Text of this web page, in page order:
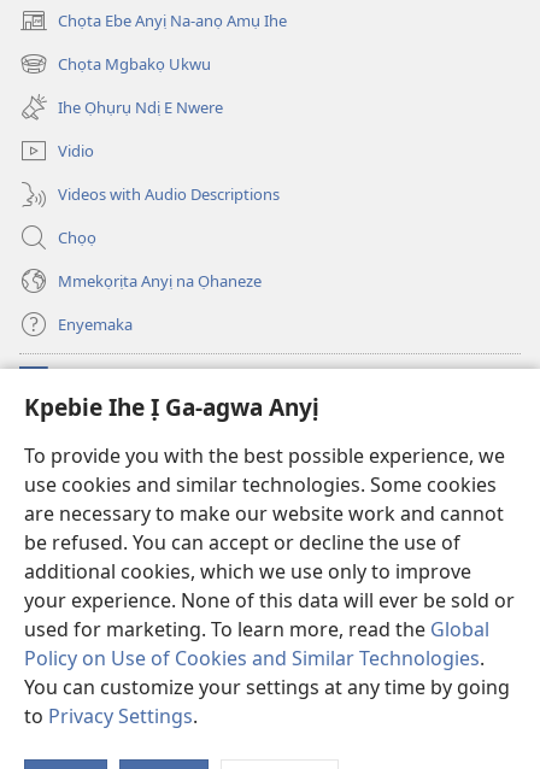
Kpebie Ihe Ị Ga-agwa Anyị
To provide you with the best possible experience, we
use cookies and similar technologies. Some cookies
are necessary to make our website work and cannot
be refused. You can accept or decline the use of
additional cookies, which we use only to improve
your experience. None of this data will ever be sold or
used for marketing. To learn more, read the Global
Policy on Use of Cookies and Similar Technologies.
You can customize your settings at any time by going
to Privacy Settings.
Chọta Ebe Anyị Na-anọ Amụ Ihe
(ga-
emepere
gị
ebe
ọzọ
ị
anọ
gụọ
ya)
Chọta Mgbakọ Ukwu
(ga-
emepere
gị
ebe
ọzọ
ị
ga-
anọ
ya)
Ihe Ọhụrụ Ndị E Nwere
Vidio
Videos with Audio Descriptions
Chọọ
Mmekọrịta Anyị na Ọhaneze
Enyemaka
(ga-
emepere
ebe
ọzọ
ga-
anọ
gụọ
ya)
Ọ́bá Akwụkwọ Anyị NKE DỊ N’ỊNTANET™
(ga-
emepere
gị
ebe
ọzọ
ga-
anọ
gụọ
ya)
JW Hub
(ga-
emepere
gị
ebe
ọzọ
ga-
anọ
gụọ
ya)
Ọ́bá Akwụkwọ Watchtower
Copyright© 2026 Watch Tower Bible and Tract Society of Pennsylvania.
IHE NDỊ Ị GA-EME NA IHE NDỊ Ị NA-AGAGHỊ EME
GWARA ANYỊ MEE